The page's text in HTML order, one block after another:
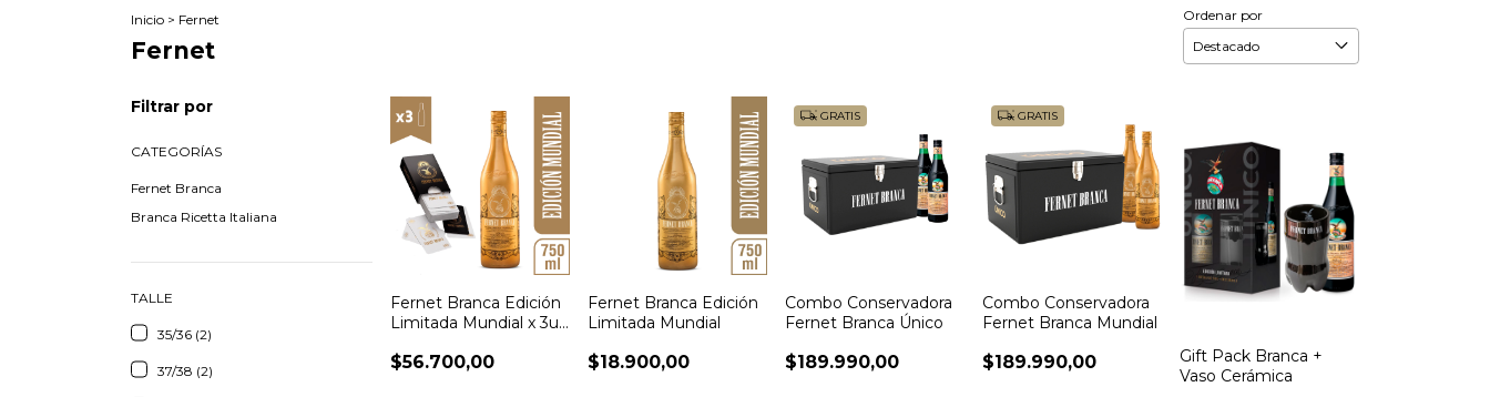
Inicio > Fernet
Fernet
Ordenar por
Filtrar por
CATEGORÍAS
Fernet Branca
Branca Ricetta Italiana
TALLE
35/36 (2)
37/38 (2)
Fernet Branca Edición
Limitada Mundial x 3u.
Limitada de Regalo
$56.700,00
Fernet Branca Edición
Limitada Mundial
$18.900,00
GRATIS
Combo Conservadora
Fernet Branca Único
$189.990,00
GRATIS
Combo Conservadora
Fernet Branca Mundial
$189.990,00
Gift Pack Branca +
Vaso Cerámica